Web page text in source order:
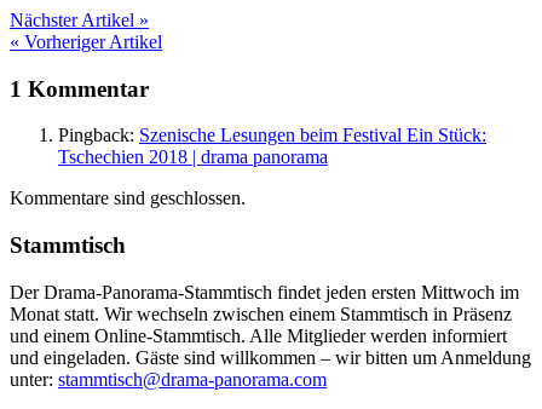
Nächster Artikel »
« Vorheriger Artikel
1 Kommentar
Pingback: Szenische Lesungen beim Festival Ein Stück:
Tschechien 2018 | drama panorama
Kommentare sind geschlossen.
Stammtisch
Der Drama-Panorama-Stammtisch findet jeden ersten Mittwoch im
Monat statt. Wir wechseln zwischen einem Stammtisch in Präsenz
und einem Online-Stammtisch. Alle Mitglieder werden informiert
und eingeladen. Gäste sind willkommen – wir bitten um Anmeldung
unter: stammtisch@drama-panorama.com